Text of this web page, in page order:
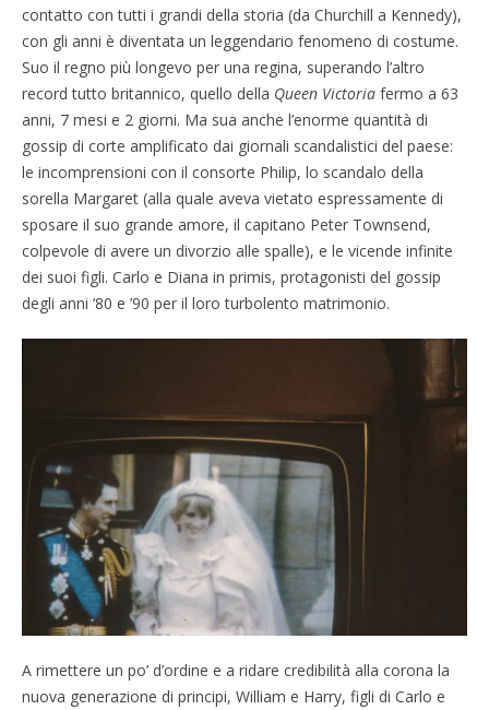
contatto con tutti i grandi della storia (da Churchill a Kennedy),
con gli anni è diventata un leggendario fenomeno di costume.
Suo il regno più longevo per una regina, superando l’altro
record tutto britannico, quello della Queen Victoria fermo a 63
anni, 7 mesi e 2 giorni. Ma sua anche l’enorme quantità di
gossip di corte amplificato dai giornali scandalistici del paese:
le incomprensioni con il consorte Philip, lo scandalo della
sorella Margaret (alla quale aveva vietato espressamente di
sposare il suo grande amore, il capitano Peter Townsend,
colpevole di avere un divorzio alle spalle), e le vicende infinite
dei suoi figli. Carlo e Diana in primis, protagonisti del gossip
degli anni ’80 e ’90 per il loro turbolento matrimonio.
A rimettere un po’ d’ordine e a ridare credibilità alla corona la
nuova generazione di principi, William e Harry, figli di Carlo e